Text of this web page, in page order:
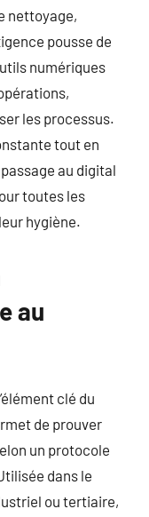
nettoyage,
pousse de
numériques
les processus.
tout en
au digital
toutes les
hygiène.
au
clé du
de prouver
un protocole
dans le
ou tertiaire,